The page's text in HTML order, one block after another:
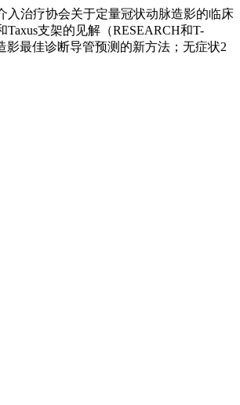
入治疗协会关于定量冠状动脉造影的临床
支架的见解（RESEARCH和T-
最佳诊断导管预测的新方法；无症状2